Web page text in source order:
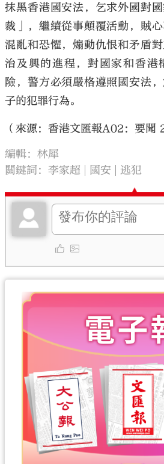
抹黑香港國安法，乞求外國對
裁」，繼續從事顛覆活動，賊
混亂和恐懼，煽動仇恨和矛盾
治及興的進程，對國家和香港
險，警方必須嚴格遵照國安法
子的犯罪行為。
（來源：香港文匯報A02：要
編輯：林犀
關鍵詞：李家超 國安 逃犯